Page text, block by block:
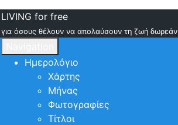
LIVING for free
για όσους θέλουν να απολαύσουν τη ζωή δωρεάν
Ημερολόγιο
Χάρτης
Μήνας
Φωτογραφίες
Τίτλοι